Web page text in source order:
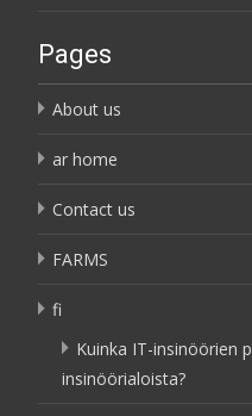
Pages
About us
ar home
Contact us
FARMS
fi
Kuinka IT-insinöörien
insinöörialoista?